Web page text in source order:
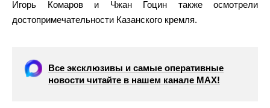
Игорь Комаров и Чжан Гоцин также осмотрели
достопримечательности Казанского кремля.
Все эксклюзивы и самые оперативные
новости читайте в нашем канале МАХ!